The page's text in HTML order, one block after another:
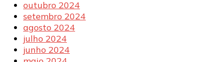
outubro 2024
setembro 2024
agosto 2024
julho 2024
junho 2024